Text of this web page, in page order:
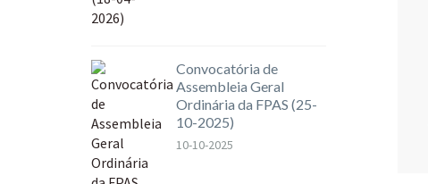
Convocatória de
Assembleia Geral
Ordinária da FPAS (25-
10-2025)
10-10-2025